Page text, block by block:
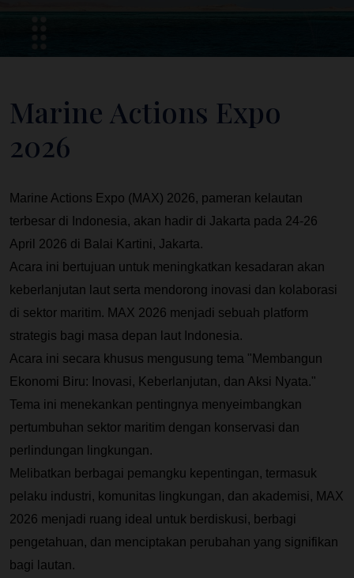
Marine Actions Expo
2026
Marine Actions Expo (MAX) 2026, pameran kelautan
terbesar di Indonesia, akan hadir di Jakarta pada 24-26
April 2026 di Balai Kartini, Jakarta.
Acara ini bertujuan untuk meningkatkan kesadaran akan
keberlanjutan laut serta mendorong inovasi dan kolaborasi
di sektor maritim. MAX 2026 menjadi sebuah platform
strategis bagi masa depan laut Indonesia.
Acara ini secara khusus mengusung tema "Membangun
Ekonomi Biru: Inovasi, Keberlanjutan, dan Aksi Nyata."
Tema ini menekankan pentingnya menyeimbangkan
pertumbuhan sektor maritim dengan konservasi dan
perlindungan lingkungan.
Melibatkan berbagai pemangku kepentingan, termasuk
pelaku industri, komunitas lingkungan, dan akademisi, MAX
2026 menjadi ruang ideal untuk berdiskusi, berbagi
pengetahuan, dan menciptakan perubahan yang signifikan
bagi lautan.